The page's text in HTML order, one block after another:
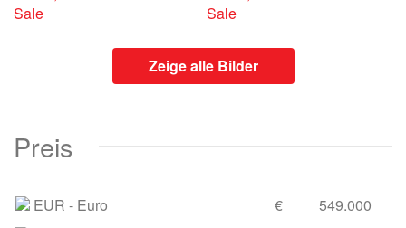
Zeige alle Bilder
Preis
EUR - Euro €
549.000